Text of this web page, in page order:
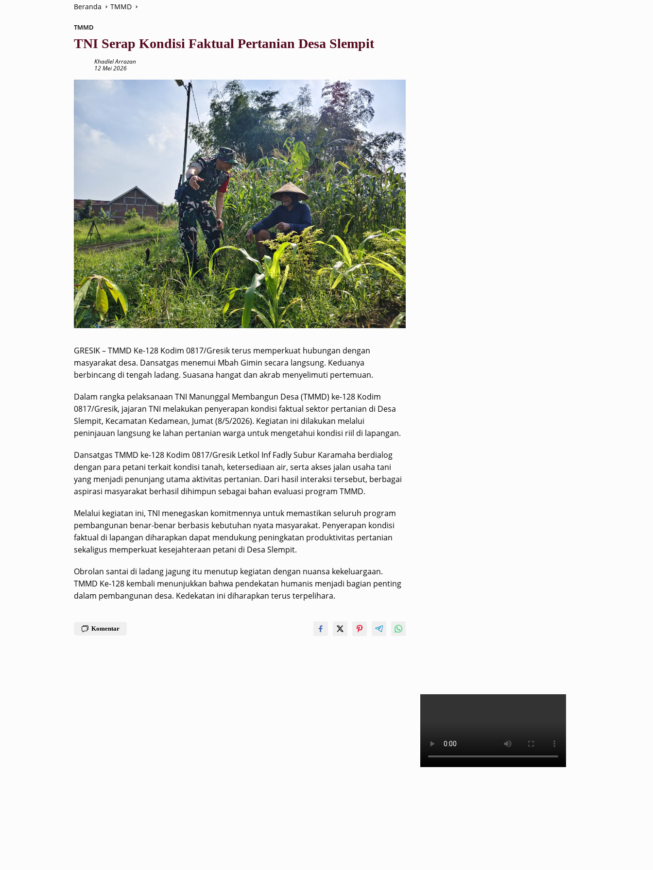
Beranda TMMD
TMMD
TNI Serap Kondisi Faktual Pertanian Desa Slempit
Khadlel Arrazan
12 Mei 2026
GRESIK – TMMD Ke-128 Kodim 0817/Gresik terus memperkuat hubungan dengan
masyarakat desa. Dansatgas menemui Mbah Gimin secara langsung. Keduanya
berbincang di tengah ladang. Suasana hangat dan akrab menyelimuti pertemuan.
Dalam rangka pelaksanaan TNI Manunggal Membangun Desa (TMMD) ke-128 Kodim
0817/Gresik, jajaran TNI melakukan penyerapan kondisi faktual sektor pertanian di Desa
Slempit, Kecamatan Kedamean, Jumat (8/5/2026). Kegiatan ini dilakukan melalui
peninjauan langsung ke lahan pertanian warga untuk mengetahui kondisi riil di lapangan.
Dansatgas TMMD ke-128 Kodim 0817/Gresik Letkol Inf Fadly Subur Karamaha berdialog
dengan para petani terkait kondisi tanah, ketersediaan air, serta akses jalan usaha tani
yang menjadi penunjang utama aktivitas pertanian. Dari hasil interaksi tersebut, berbagai
aspirasi masyarakat berhasil dihimpun sebagai bahan evaluasi program TMMD.
Melalui kegiatan ini, TNI menegaskan komitmennya untuk memastikan seluruh program
pembangunan benar-benar berbasis kebutuhan nyata masyarakat. Penyerapan kondisi
faktual di lapangan diharapkan dapat mendukung peningkatan produktivitas pertanian
sekaligus memperkuat kesejahteraan petani di Desa Slempit.
Obrolan santai di ladang jagung itu menutup kegiatan dengan nuansa kekeluargaan.
TMMD Ke-128 kembali menunjukkan bahwa pendekatan humanis menjadi bagian penting
dalam pembangunan desa. Kedekatan ini diharapkan terus terpelihara.
Komentar